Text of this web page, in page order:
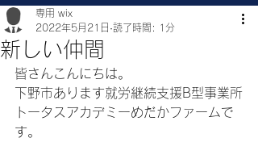
新しい仲間
専用 wix
2022年5月21日 読了時間: 1分
皆さんこんにちは。
下野市あります就労継続支援B型事業所
トータスアカデミーめだかファームで
す。